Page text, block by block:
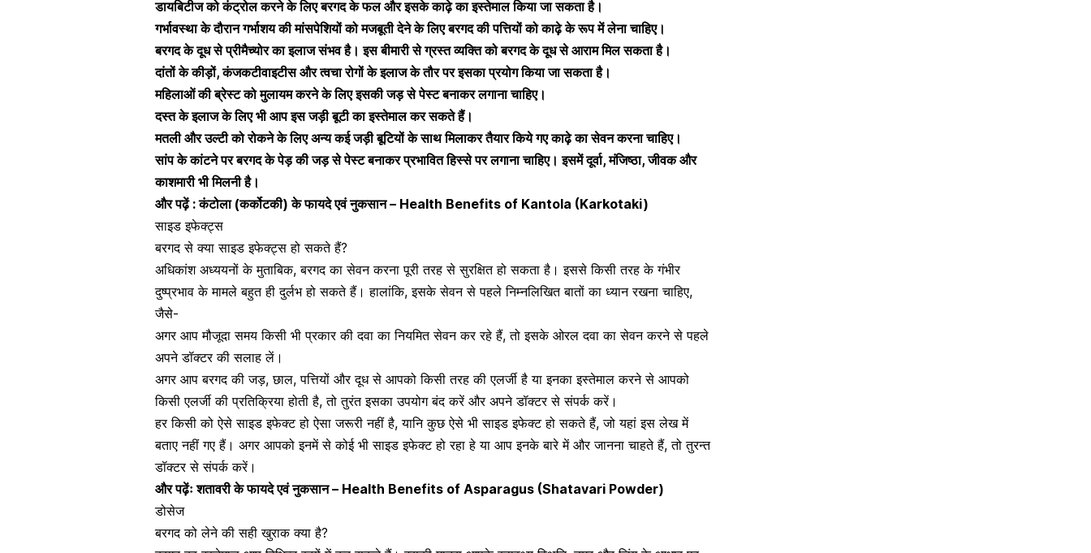
डायबिटीज को कंट्रोल करने के लिए बरगद के फल और इसके काढ़े का इस्तेमाल किया जा सकता है।
गर्भावस्था के दौरान गर्भाशय की मांसपेशियों को मजबूती देने के लिए बरगद की पत्तियों को काढ़े के रूप में लेना चाहिए।
बरगद के दूध से प्रीमैच्योर का इलाज संभव है। इस बीमारी से ग्रस्त व्यक्ति को बरगद के दूध से आराम मिल सकता है।
दांतों के कीड़ों, कंजकटीवाइटीस और त्वचा रोगों के इलाज के तौर पर इसका प्रयोग किया जा सकता है।
महिलाओं की ब्रेस्ट को मुलायम करने के लिए इसकी जड़ से पेस्ट बनाकर लगाना चाहिए।
दस्त के इलाज के लिए भी आप इस जड़ी बूटी का इस्तेमाल कर सकते हैं।
मतली और उल्टी को रोकने के लिए अन्य कई जड़ी बूटियों के साथ मिलाकर तैयार किये गए काढ़े का सेवन करना चाहिए।
सांप के कांटने पर बरगद के पेड़ की जड़ से पेस्ट बनाकर प्रभावित हिस्से पर लगाना चाहिए। इसमें दूर्वा, मंजिष्ठा, जीवक और
काशमारी भी मिलनी है।
और पढ़ें :कंटोला (कर्कोटकी) के फायदे एवं नुकसान – Health Benefits of Kantola (Karkotaki)
साइड इफेक्ट्स
बरगद से क्या साइड इफेक्ट्स हो सकते हैं?
अधिकांश अध्ययनों के मुताबिक, बरगद का सेवन करना पूरी तरह से सुरक्षित हो सकता है। इससे किसी तरह के गंभीर
दुष्प्रभाव के मामले बहुत ही दुर्लभ हो सकते हैं। हालांकि, इसके सेवन से पहले निम्नलिखित बातों का ध्यान रखना चाहिए,
जैसे-
अगर आप मौजूदा समय किसी भी प्रकार की दवा का नियमित सेवन कर रहे हैं, तो इसके ओरल दवा का सेवन करने से पहले
अपने डॉक्टर की सलाह लें।
अगर आप बरगद की जड़, छाल, पत्तियों और दूध से आपको किसी तरह कीएलर्जीहै या इनका इस्तेमाल करने से आपको
किसी एलर्जी की प्रतिक्रिया होती है, तो तुरंत इसका उपयोग बंद करें और अपने डॉक्टर से संपर्क करें।
हर किसी को ऐसे साइड इफेक्ट हो ऐसा जरूरी नहीं है, यानि कुछ ऐसे भी साइड इफेक्ट हो सकते हैं, जो यहां इस लेख में
बताए नहीं गए हैं। अगर आपको इनमें से कोई भी साइड इफेक्ट हो रहा हे या आप इनके बारे में और जानना चाहते हैं, तो तुरन्त
डॉक्टर से संपर्क करें।
और पढ़ेंःशतावरी के फायदे एवं नुकसान – Health Benefits of Asparagus (Shatavari Powder)
डोसेज
बरगद को लेने की सही खुराक क्या है?